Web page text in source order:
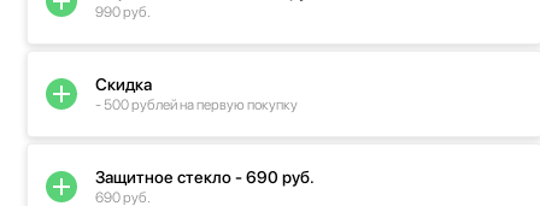
990 руб.
Скидка
- 500 рублей на первую покупку
Защитное стекло - 690 руб.
690 руб.